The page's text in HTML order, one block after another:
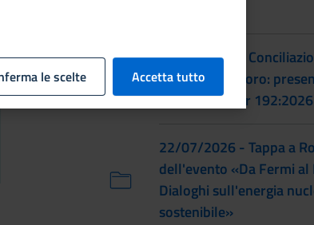
22/07/2026 -
familiare e lavoro:
prassi UNI/Pdr 192:2026
22/07/2026 - Tappa a
dell'evento «Da Fermi al
Dialoghi sull'energia
sostenibile»
le scelte Accetta tutto